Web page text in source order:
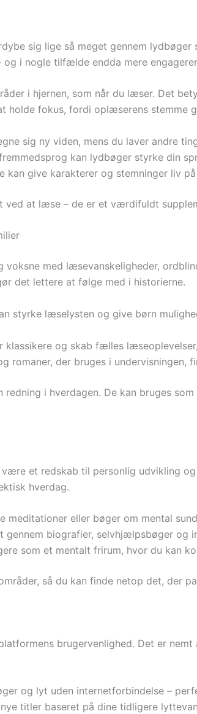
sig lige så meget gennem
i nogle tilfælde endda mere
i hjernen, som når du læser. Det
holde fokus, fordi oplæserens stemme
sig ny viden, mens du laver andre
kan lydbøger styrke din
kan give karakterer og stemninger liv
at læse – de er et værdifuldt
med læsevanskeligheder,
det lettere at følge med i historierne.
styrke læselysten og give børn
klassikere og skab fælles
romaner, der bruges i undervisningen,
i hverdagen. De kan bruges
et redskab til personlig udvikling
hverdag.
meditationer eller bøger om mental
gennem biografier, selvhjælpsbøger og
som et mentalt frirum, hvor du kan
så du kan finde netop det, der
brugervenlighed. Det er
og lyt uden internetforbindelse –
titler baseret på dine tidligere